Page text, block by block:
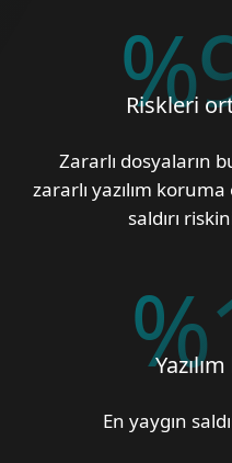
%
Riskleri
Zararlı dosyaların
zararlı yazılım
saldırı
%
En yaygın